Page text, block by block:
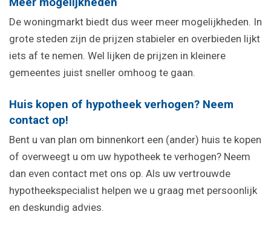
De woningmarkt biedt dus weer meer mogelijkheden. In
grote steden zijn de prijzen stabieler en overbieden lijkt
iets af te nemen. Wel lijken de prijzen in kleinere
gemeentes juist sneller omhoog te gaan.
Huis kopen of hypotheek verhogen? Neem
contact op!
Bent u van plan om binnenkort een (ander) huis te kopen
of overweegt u om uw hypotheek te verhogen? Neem
dan even contact met ons op. Als uw vertrouwde
hypotheekspecialist helpen we u graag met persoonlijk
en deskundig advies.